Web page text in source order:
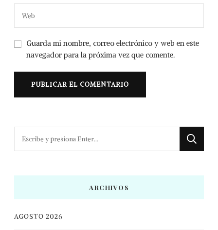
Guarda mi nombre, correo electrónico y web en este
navegador para la próxima vez que comente.
ARCHIVOS
AGOSTO 2026